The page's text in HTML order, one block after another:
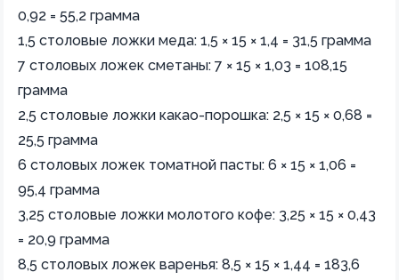
0,92 = 55,2 грамма
1,5 столовые ложки меда: 1,5 × 15 × 1,4 = 31,5 грамма
7 столовых ложек сметаны: 7 × 15 × 1,03 = 108,15
грамма
2,5 столовые ложки какао-порошка: 2,5 × 15 × 0,68 =
25,5 грамма
6 столовых ложек томатной пасты: 6 × 15 × 1,06 =
95,4 грамма
3,25 столовые ложки молотого кофе: 3,25 × 15 × 0,43
= 20,9 грамма
8,5 столовых ложек варенья: 8,5 × 15 × 1,44 = 183,6